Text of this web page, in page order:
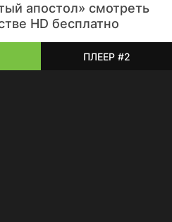
апостол» смотреть
HD бесплатно
ПЛЕЕР #2